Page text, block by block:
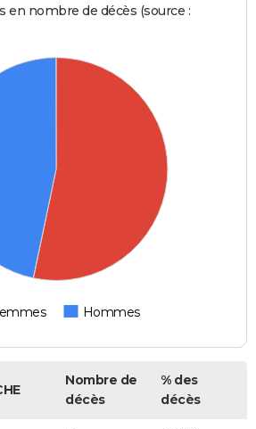
en nombre de décès (source :
Hommes
Nombre de
décès
% des
décès